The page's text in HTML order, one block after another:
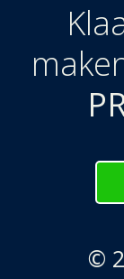
©